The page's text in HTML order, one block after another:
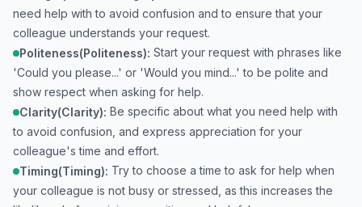
need help with to avoid confusion and to ensure that your
colleague understands your request.
Politeness(Politeness): Start your request with phrases like
'Could you please...' or 'Would you mind...' to be polite and
show respect when asking for help.
Clarity(Clarity): Be specific about what you need help with
to avoid confusion, and express appreciation for your
colleague's time and effort.
Timing(Timing): Try to choose a time to ask for help when
your colleague is not busy or stressed, as this increases the